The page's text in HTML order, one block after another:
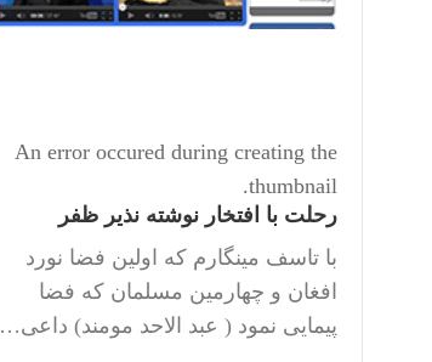
An error occured during creating the
thumbnail.
رحلت با افتخار نوشته نذیر ظفر
با تاسف مینگارم که اولین فضا نورد
افغان و چهارمین مسلمان که فضا
پیمایی نمود ( عبد الاحد مومند) داعی…